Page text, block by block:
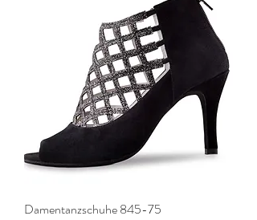
Damentanzschuhe 845-75